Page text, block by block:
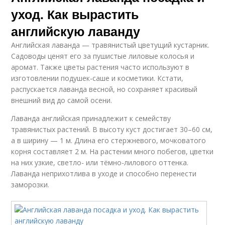
уход. Как вырастить
английскую лаванду
Английская лаванда — травянистый цветущий кустарник.
Садоводы ценят его за пушистые лиловые колосья и
аромат. Также цветы растения часто используют в
изготовлении подушек-саше и косметики. Кстати,
распускается лаванда весной, но сохраняет красивый
внешний вид до самой осени.
Лаванда английская принадлежит к семейству
травянистых растений. В высоту куст достигает 30–60 см,
а в ширину — 1 м. Длина его стержневого, мочковатого
корня составляет 2 м. На растении много побегов, цветки
на них узкие, светло- или тёмно-лилового оттенка.
Лаванда неприхотлива в уходе и способно перенести
заморозки.